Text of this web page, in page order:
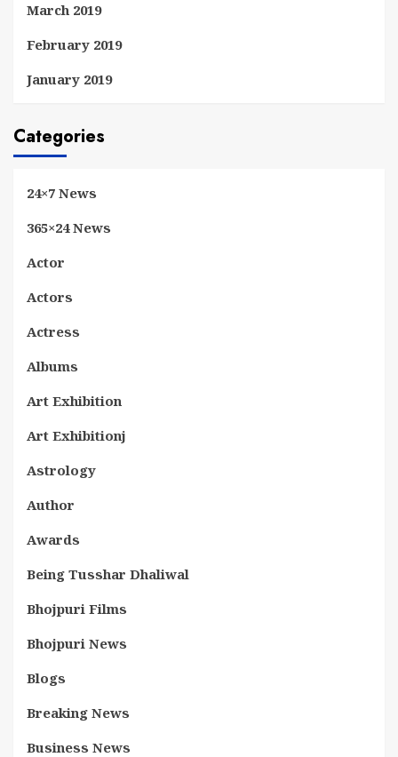
March 2019
February 2019
January 2019
Categories
24×7 News
365×24 News
Actor
Actors
Actress
Albums
Art Exhibition
Art Exhibitionj
Astrology
Author
Awards
Being Tusshar Dhaliwal
Bhojpuri Films
Bhojpuri News
Blogs
Breaking News
Business News